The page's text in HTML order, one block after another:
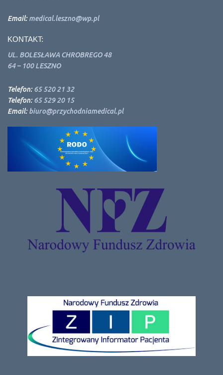
Email:medical.leszno@wp.pl
KONTAKT:
UL. BOLESŁAWA CHROBREGO 48
64 – 100 LESZNO
Telefon:65 520 21 32
Telefon:65 529 20 15
Email:biuro@przychodniamedical.pl